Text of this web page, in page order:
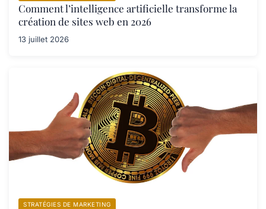
Comment l’intelligence artificielle transforme la
création de sites web en 2026
13 juillet 2026
STRATÉGIES DE MARKETING